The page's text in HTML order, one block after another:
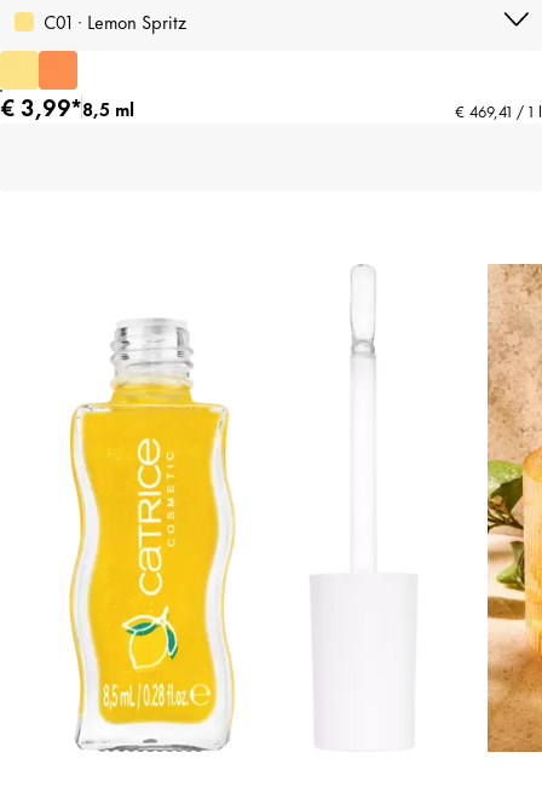
C01 · Lemon Spritz
€ 3,99*8,5 ml € 469,41 / 1 l